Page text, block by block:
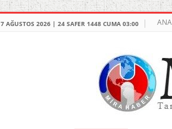
7 AĞUSTOS 2026 | 24 SAFER 1448 CUMA 03:00